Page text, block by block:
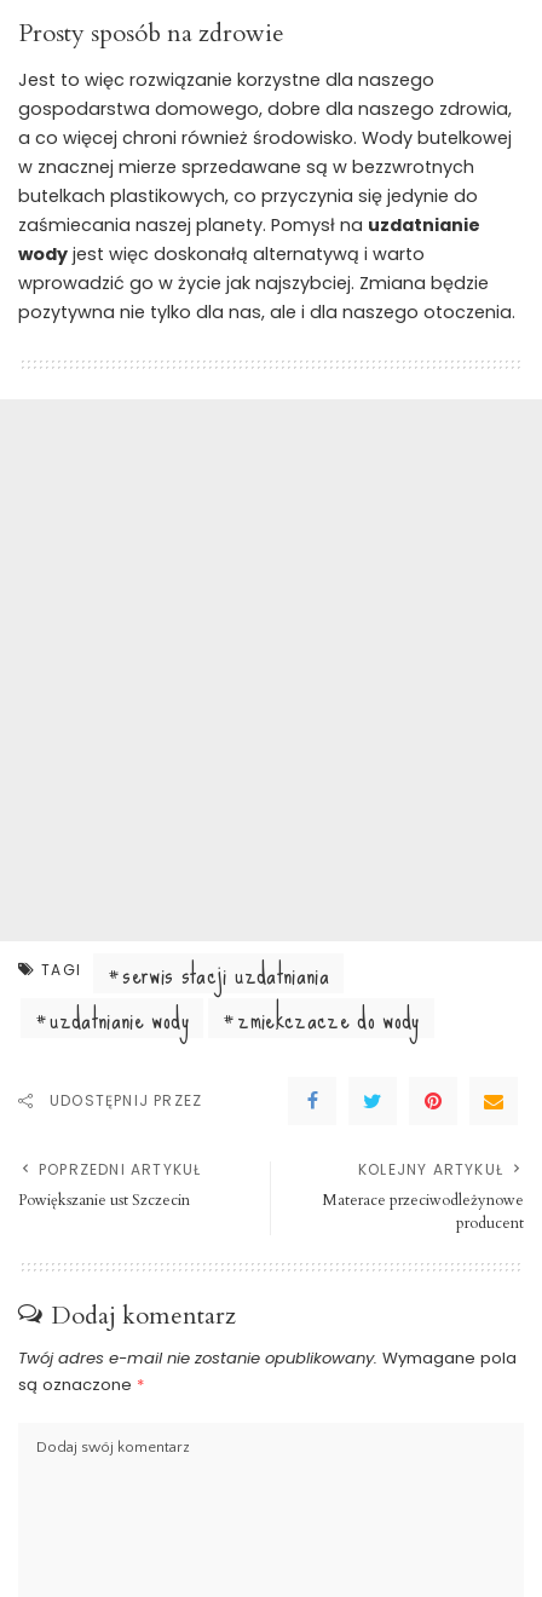
Prosty sposób na zdrowie
Jest to więc rozwiązanie korzystne dla naszego
gospodarstwa domowego, dobre dla naszego zdrowia,
a co więcej chroni również środowisko. Wody butelkowej
w znacznej mierze sprzedawane są w bezzwrotnych
butelkach plastikowych, co przyczynia się jedynie do
zaśmiecania naszej planety. Pomysł na uzdatnianie
wody jest więc doskonałą alternatywą i warto
wprowadzić go w życie jak najszybciej. Zmiana będzie
pozytywna nie tylko dla nas, ale i dla naszego otoczenia.
TAGI
serwis stacji uzdatniania
uzdatnianie wody
zmiekczacze do wody
UDOSTĘPNIJ PRZEZ
POPRZEDNI ARTYKUŁ
Powiększanie ust Szczecin
KOLEJNY ARTYKUŁ
Materace przeciwodleżynowe
producent
Dodaj komentarz
Twój adres e-mail nie zostanie opublikowany. Wymagane pola
są oznaczone *